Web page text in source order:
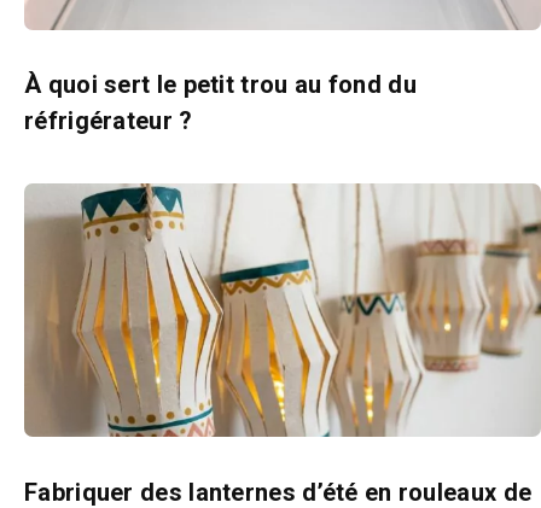
À quoi sert le petit trou au fond du
réfrigérateur ?
Fabriquer des lanternes d’été en rouleaux de